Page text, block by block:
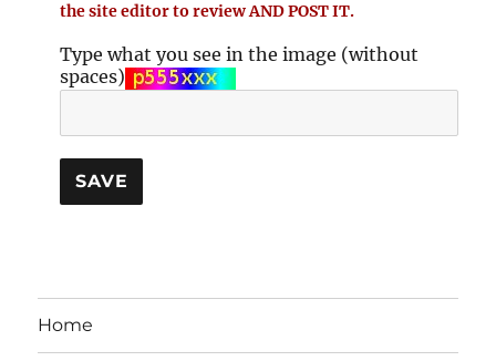
the site editor to review AND POST IT.
Type what you see in the image (without
spaces)
Home